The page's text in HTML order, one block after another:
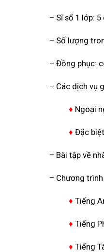
– Sĩ số 1 lớp: 5
– Số lượng
– Đồng phục:
– Các dịch vụ
♦ Ngoại
♦ Đặc
– Bài tập về
– Chương
♦ Tiếng
♦ Tiếng
♦ Tiếng